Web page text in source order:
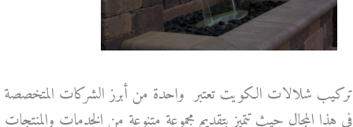
تركيب شلالات الكويت تعتبر واحدة من أبرز الشركات المتخصصة
في هذا المجال حيث تتميز بتقديم مجموعة متنوعة من الخدمات والمنتجات